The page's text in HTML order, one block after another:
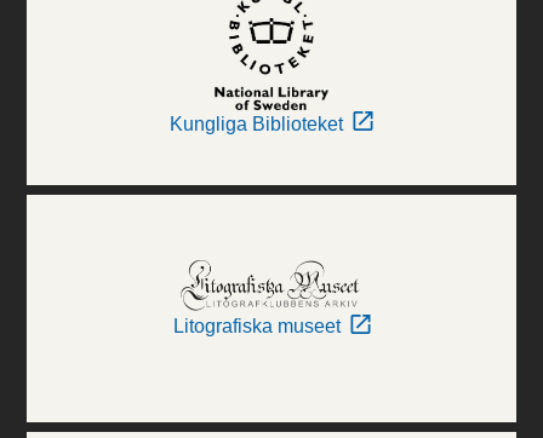
Kungliga Biblioteket
Litografiska museet